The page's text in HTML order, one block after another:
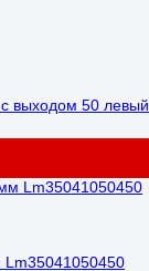
выходом 50 левый
Lm35041050450